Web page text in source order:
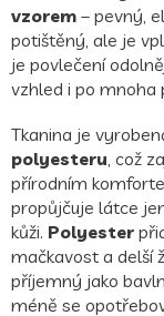
vzorem – pevný,
potištěný, ale je
je povlečení
vzhled i po mnoha
Tkanina je
polyesteru, což
přírodním
propůjčuje látce
kůži. Polyester
mačkavost a delší
příjemný jako
méně se